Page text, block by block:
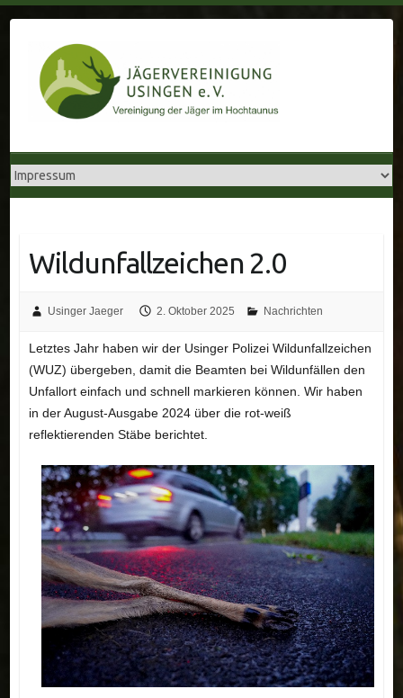
Wildunfallzeichen 2.0
Usinger Jaeger 2. Oktober 2025 Nachrichten
Letztes Jahr haben wir der Usinger Polizei Wildunfallzeichen
(WUZ) übergeben, damit die Beamten bei Wildunfällen den
Unfallort einfach und schnell markieren können. Wir haben
in der August-Ausgabe 2024 über die rot-weiß
reflektierenden Stäbe berichtet.